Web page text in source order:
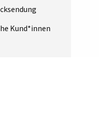
Kund*innen